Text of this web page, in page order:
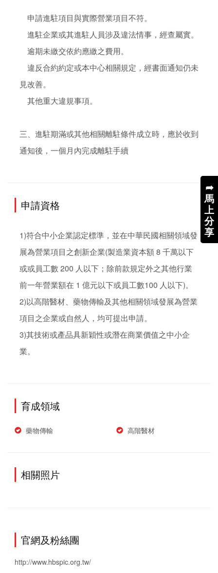
➦
馬
上
分
享
見改善。
三、進駐期滿或其他相關離駐條件成立時，應於收到
通知後，一個月內完成離駐手續
申請資格
1)符合中小企業認定標準，並在中華民國相關領域發
展為營業項目之創新企業(製造業資本額 8 千萬以下
或或員工數 200 人以下；除前款規定外之其他行業
前一年營業額在 1 億元以下或員工數100 人以下)。
2)以高階醫材、藥物傳輸及其他相關領域發展為營業
項目之企業或自然人，均可提出申請。
3)其技術或產品具新穎性或潛在商業價值之中小企
育成領域
藥物傳輸 高階醫材
相關照片
官網及粉絲團
http://www.hbspic.org.tw/